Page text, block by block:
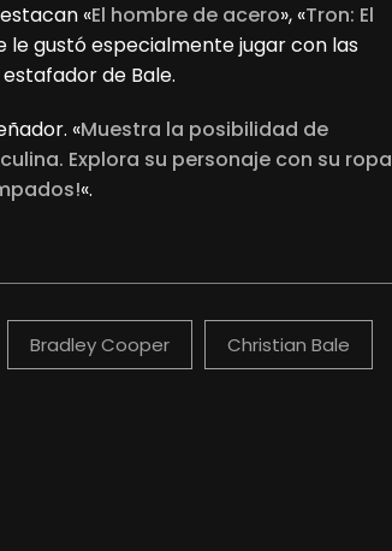
«El hombre de acero», «Tron: El
le gustó especialmente jugar con las
de Bale.
«Muestra la posibilidad de
Explora su personaje con su ropa
«.
Bradley Cooper Christian Bale